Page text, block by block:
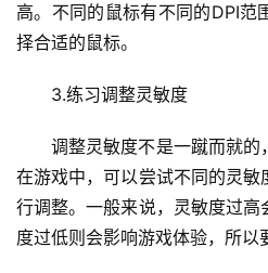
高。不同的鼠标有不同的DPI范
择合适的鼠标。
3.练习调整灵敏度
调整灵敏度不是一蹴而就的
在游戏中，可以尝试不同的灵
行调整。一般来说，灵敏度过
度过低则会影响游戏体验，所以